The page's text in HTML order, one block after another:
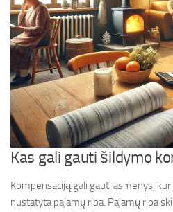
Kas gali gauti šildymo
Kompensaciją gali gauti asmenys,
nustatyta pajamų riba. Pajamų riba